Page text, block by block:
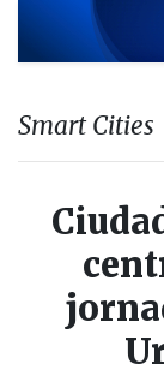
Smart Cities